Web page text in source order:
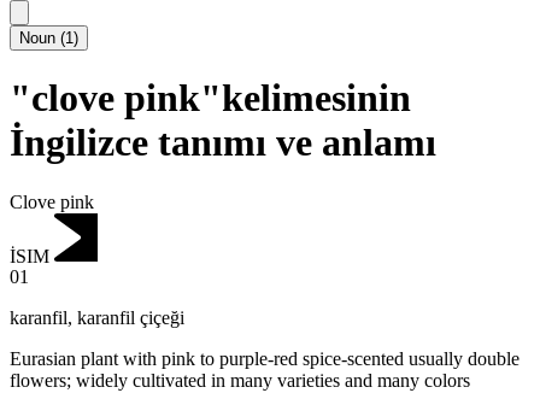
Noun (1)
"clove pink"kelimesinin
İngilizce tanımı ve anlamı
Clove pink
İSIM
01
karanfil, karanfil çiçeği
Eurasian plant with pink to purple-red spice-scented usually double
flowers; widely cultivated in many varieties and many colors